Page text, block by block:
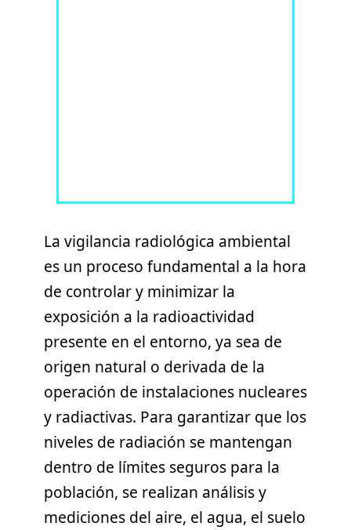
La vigilancia radiológica ambiental
es un proceso fundamental a la hora
de controlar y minimizar la
exposición a la radioactividad
presente en el entorno, ya sea de
origen natural o derivada de la
operación de instalaciones nucleares
y radiactivas. Para garantizar que los
niveles de radiación se mantengan
dentro de límites seguros para la
población, se realizan análisis y
mediciones del aire, el agua, el suelo